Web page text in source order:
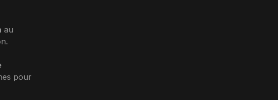
au
pour